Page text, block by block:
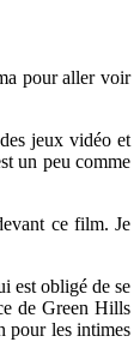
pour aller voir
jeux vidéo et
un peu comme
ce film. Je
est obligé de se
de Green Hills
pour les intimes